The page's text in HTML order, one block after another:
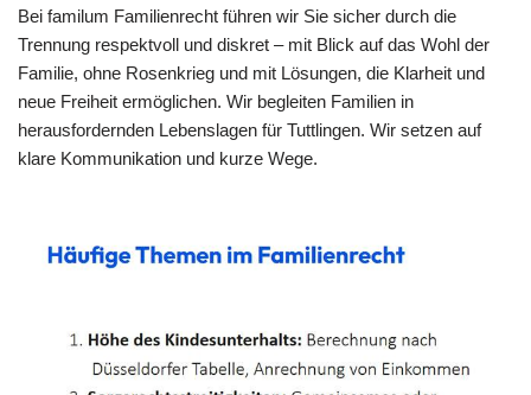
Bei familum Familienrecht führen wir Sie sicher durch die
Trennung respektvoll und diskret – mit Blick auf das Wohl der
Familie, ohne Rosenkrieg und mit Lösungen, die Klarheit und
neue Freiheit ermöglichen. Wir begleiten Familien in
herausfordernden Lebenslagen für Tuttlingen. Wir setzen auf
klare Kommunikation und kurze Wege.